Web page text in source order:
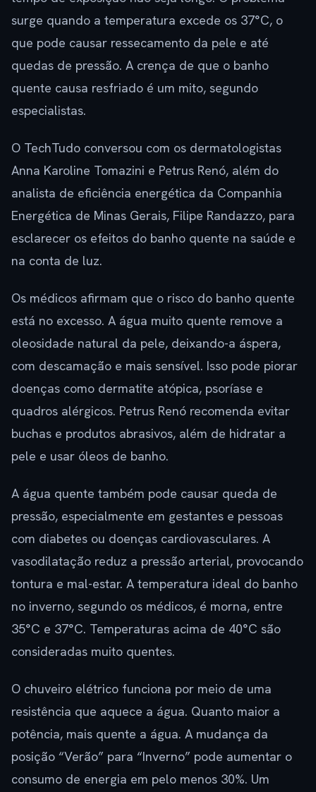
surge quando a temperatura excede os 37°C, o
que pode causar ressecamento da pele e até
quedas de pressão. A crença de que o banho
quente causa resfriado é um mito, segundo
especialistas.
O TechTudo conversou com os dermatologistas
Anna Karoline Tomazini e Petrus Renó, além do
analista de eficiência energética da Companhia
Energética de Minas Gerais, Filipe Randazzo, para
esclarecer os efeitos do banho quente na saúde e
na conta de luz.
Os médicos afirmam que o risco do banho quente
está no excesso. A água muito quente remove a
oleosidade natural da pele, deixando-a áspera,
com descamação e mais sensível. Isso pode piorar
doenças como dermatite atópica, psoríase e
quadros alérgicos. Petrus Renó recomenda evitar
buchas e produtos abrasivos, além de hidratar a
pele e usar óleos de banho.
A água quente também pode causar queda de
pressão, especialmente em gestantes e pessoas
com diabetes ou doenças cardiovasculares. A
vasodilatação reduz a pressão arterial, provocando
tontura e mal-estar. A temperatura ideal do banho
no inverno, segundo os médicos, é morna, entre
35°C e 37°C. Temperaturas acima de 40°C são
consideradas muito quentes.
O chuveiro elétrico funciona por meio de uma
resistência que aquece a água. Quanto maior a
potência, mais quente a água. A mudança da
posição “Verão” para “Inverno” pode aumentar o
consumo de energia em pelo menos 30%. Um